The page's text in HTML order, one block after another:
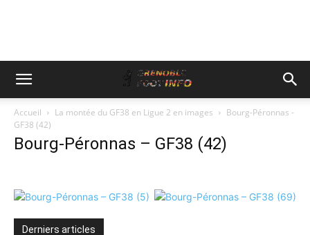
Accueil La montée du GF38 en Ligue 2 en images
Bourg-Péronnas -
GF38 (42)
Bourg-Péronnas – GF38 (42)
Derniers articles